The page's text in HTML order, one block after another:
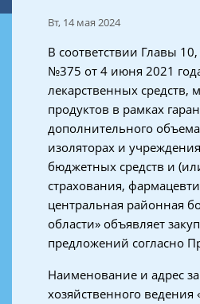
Вт, 14 мая 2024
В соответствии Главы
№375 от 4 июня 2021
лекарственных
продуктов в рамках
дополнительного
изоляторах и
бюджетных средств и
страхования,
центральная районная
области» объявляет
предложений согласно
Наименование и адрес
хозяйственного